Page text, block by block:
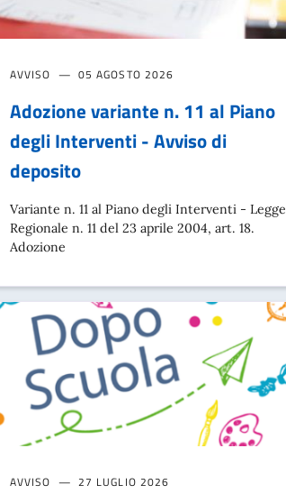
AVVISO 05 AGOSTO 2026
Adozione variante n. 11 al Piano
degli Interventi - Avviso di
deposito
Variante n. 11 al Piano degli Interventi - Legge
Regionale n. 11 del 23 aprile 2004, art. 18.
Adozione
AVVISO 27 LUGLIO 2026